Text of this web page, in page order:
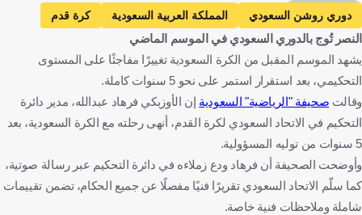
دوري روشن السعودي المملكة العربية السعودية كرة قدم
النصر تُوج بالدوري السعودي في الموسم الماضي
يشهد الموسم المقبل من الكرة السعودية تغييرًا مفاجئًا على المستوى
التحكيمي، بعد استقرار استمر على نحو 5 سنوات كاملة.
وقالت صحيفة "الرياضية" السعودية إن الأوزبكي فرهاد عبدالله، مدير دائرة
التحكيم في الاتحاد السعودي لكرة القدم، أنهى رحلته مع الكرة السعودية، بعد
5 سنوات من توليه المسؤولية.
وأوضحت الصحيفة أن فرهاد ودع زملاءه في دائرة التحكيم عبر رسالة صوتية،
كما سلّم الاتحاد السعودي تقريرًا فنيًا مفصلًا عن جميع الحكام، تضمن تقييمات
شاملة وملاحظات فنية خاصة.